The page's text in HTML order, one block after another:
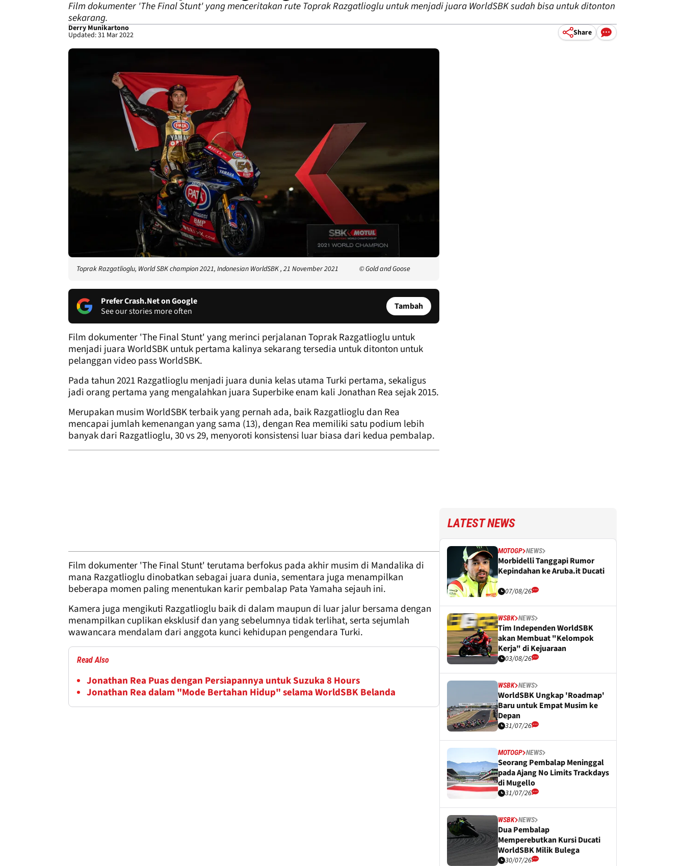
Film dokumenter 'The Final Stunt' yang menceritakan rute Toprak Razgatlioglu untuk menjadi juara WorldSBK sudah bisa untuk ditonton
sekarang.
Derry Munikartono
Updated: 31 Mar 2022 Share
Toprak Razgatlioglu, World SBK champion 2021, Indonesian WorldSBK , 21 November 2021 © Gold and Goose
Prefer Crash.Net on Google
See our stories more often
Tambah
Film dokumenter 'The Final Stunt' yang merinci perjalanan Toprak Razgatlioglu untuk
menjadi juara WorldSBK untuk pertama kalinya sekarang tersedia untuk ditonton untuk
pelanggan video pass WorldSBK.
Pada tahun 2021 Razgatlioglu menjadi juara dunia kelas utama Turki pertama, sekaligus
jadi orang pertama yang mengalahkan juara Superbike enam kali Jonathan Rea sejak 2015.
Merupakan musim WorldSBK terbaik yang pernah ada, baik Razgatlioglu dan Rea
mencapai jumlah kemenangan yang sama (13), dengan Rea memiliki satu podium lebih
banyak dari Razgatlioglu, 30 vs 29, menyoroti konsistensi luar biasa dari kedua pembalap.
Film dokumenter 'The Final Stunt' terutama berfokus pada akhir musim di Mandalika di
mana Razgatlioglu dinobatkan sebagai juara dunia, sementara juga menampilkan
beberapa momen paling menentukan karir pembalap Pata Yamaha sejauh ini.
Kamera juga mengikuti Razgatlioglu baik di dalam maupun di luar jalur bersama dengan
menampilkan cuplikan eksklusif dan yang sebelumnya tidak terlihat, serta sejumlah
wawancara mendalam dari anggota kunci kehidupan pengendara Turki.
Read Also
Jonathan Rea Puas dengan Persiapannya untuk Suzuka 8 Hours
Jonathan Rea dalam "Mode Bertahan Hidup" selama WorldSBK Belanda
LATEST NEWS
MOTOGP NEWS
Morbidelli Tanggapi Rumor
Kepindahan ke Aruba.it Ducati
07/08/26
WSBK NEWS
Tim Independen WorldSBK
akan Membuat "Kelompok
Kerja" di Kejuaraan
03/08/26
WSBK NEWS
WorldSBK Ungkap 'Roadmap'
Baru untuk Empat Musim ke
Depan
31/07/26
MOTOGP NEWS
Seorang Pembalap Meninggal
pada Ajang No Limits Trackdays
di Mugello
31/07/26
WSBK NEWS
Dua Pembalap
Memperebutkan Kursi Ducati
WorldSBK Milik Bulega
30/07/26